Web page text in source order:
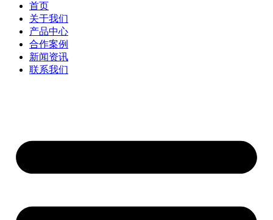
首页
关于我们
产品中心
合作案例
新闻资讯
联系我们